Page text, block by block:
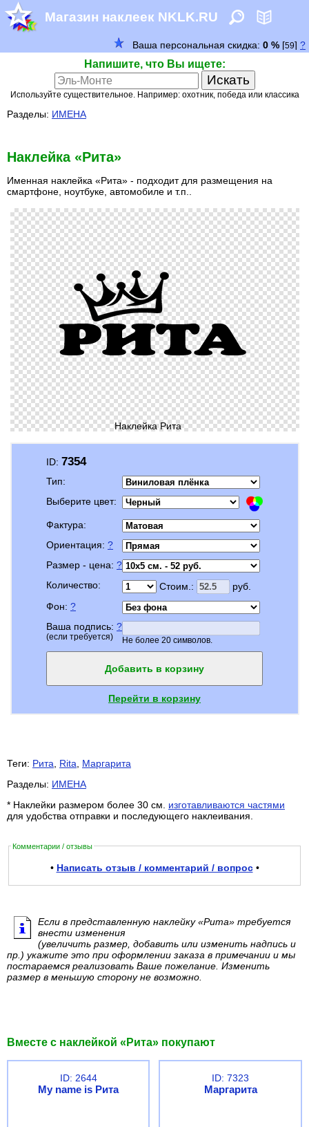
Магазин наклеек NKLK.RU
Напишите, что Вы ищете:
Используйте существительное. Например: охотник, победа или классика
Разделы: ИМЕНА
Наклейка «Рита»
Именная наклейка «Рита» - подходит для размещения на
смартфоне, ноутбуке, автомобиле и т.п..
Наклейка Рита
ID: 7354
Тип:
Выберите цвет:
Фактура:
Ориентация: ?
Размер - цена: ?
Количество:
Стоим.:
руб.
Фон: ?
Ваша подпись: ?
(если требуется) Не более 20 символов.
Добавить в корзину
Перейти в корзину
Теги: Рита Rita
Маргарита
Разделы: ИМЕНА
* Наклейки размером более 30 см. изготавливаются частями
для удобства отправки и последующего наклеивания.
Комментарии / отзывы
• Написать отзыв / комментарий / вопрос•
Если в представленную наклейку «Рита» требуется
внести изменения
(увеличить размер, добавить или изменить надпись и
пр.) укажите это при оформлении заказа в примечании и мы
постараемся реализовать Ваше пожелание. Изменить
размер в меньшую сторону не возможно.
Вместе с наклейкой «Рита» покупают
ID: 2644
My name is Рита
ID: 7323
Маргарита